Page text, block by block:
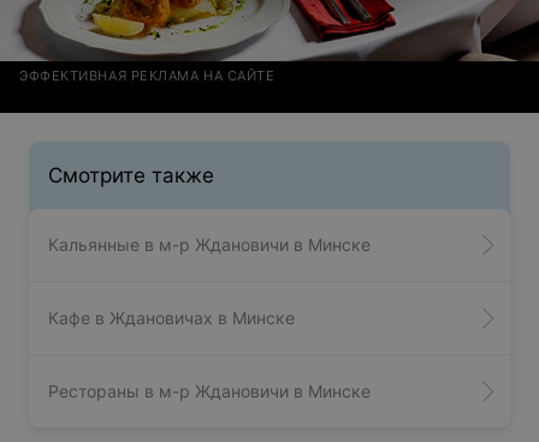
ЭФФЕКТИВНАЯ РЕКЛАМА НА САЙТЕ
Смотрите также
Кальянные в м-р Ждановичи в Минске
Кафе в Ждановичах в Минске
Рестораны в м-р Ждановичи в Минске